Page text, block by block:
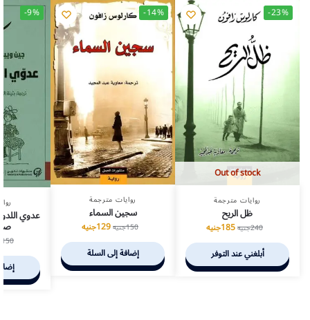
-23%
Out of stock
روايات مترجمة
ظل الريح
240جنيه185جنيه
أبلغني عند التوفر
-14%
روايات مترجمة
سجين السماء
150جنيه129جنيه
إضافة إلى السلة
-9%
عدوي
150